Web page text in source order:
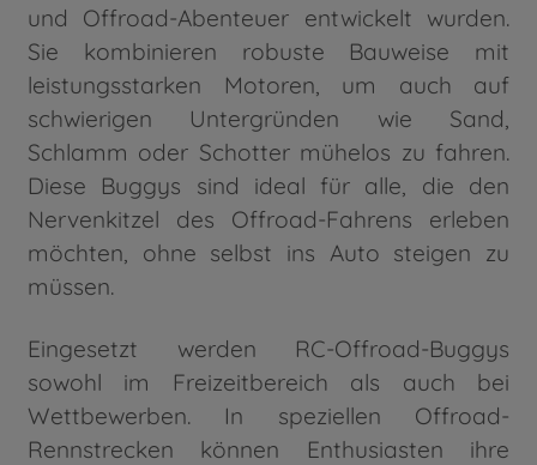
und Offroad-Abenteuer entwickelt wurden.
Sie kombinieren robuste Bauweise mit
leistungsstarken Motoren, um auch auf
schwierigen Untergründen wie Sand,
Schlamm oder Schotter mühelos zu fahren.
Diese Buggys sind ideal für alle, die den
Nervenkitzel des Offroad-Fahrens erleben
möchten, ohne selbst ins Auto steigen zu
müssen.
Eingesetzt werden RC-Offroad-Buggys
sowohl im Freizeitbereich als auch bei
Wettbewerben. In speziellen Offroad-
Rennstrecken können Enthusiasten ihre